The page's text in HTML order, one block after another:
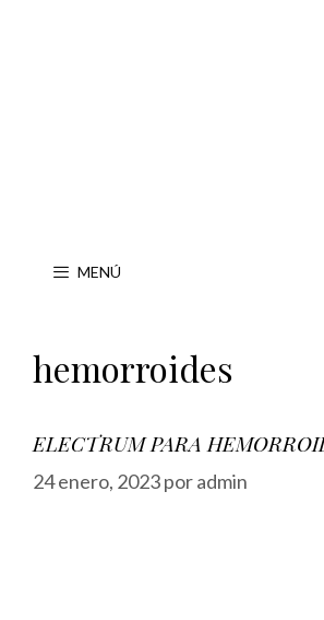
MENÚ
hemorroides
ELECTRUM PARA
24 enero, 2023poradmin